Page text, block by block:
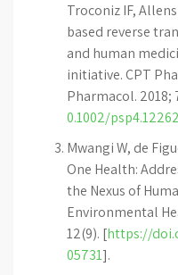
Troconiz IF,
based reverse
and human
initiative. CPT
Pharmacol. 2018;
0.1002/psp4.12262
Mwangi W, de
One Health:
the Nexus of
Environmental
12(9). [https://
05731].